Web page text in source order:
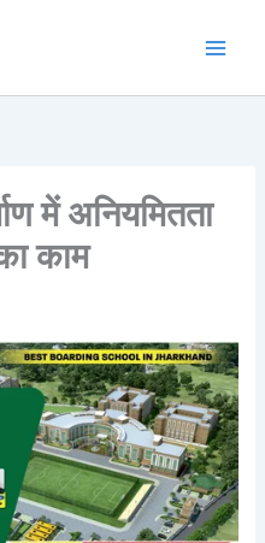
में अनियमितता
काम